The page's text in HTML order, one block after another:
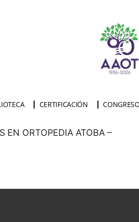
CERTIFICACIÓN CONGRESO
EN ORTOPEDIA ATOBA –